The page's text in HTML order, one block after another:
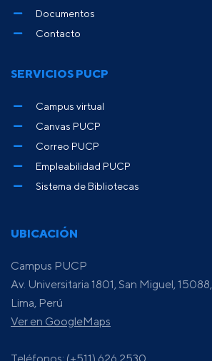
UBICACIÓN
Campus PUCP
Av. Universitaria 1801, San Miguel, 15088,
Lima, Perú
Ver en GoogleMaps
Teléfonos: (+511) 626 2530
Documentos
Contacto
SERVICIOS PUCP
Campus virtual
Canvas PUCP
Correo PUCP
Empleabilidad PUCP
Sistema de Bibliotecas